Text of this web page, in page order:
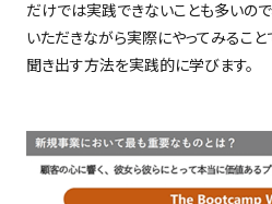
だけでは実践できないことも多いの
いただきながら実際にやってみるこ
聞き出す方法を実践的に学びます。